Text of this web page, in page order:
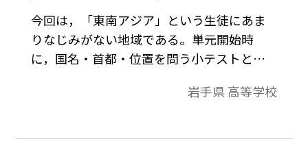
今回は，「東南アジア」という生徒にあま
りなじみがない地域である。単元開始時
に，国名・首都・位置を問う小テストとア
べての国名や位置も分からない生徒も多か
があまりわかない」「（東南アジアについ
岩手県 高等学校